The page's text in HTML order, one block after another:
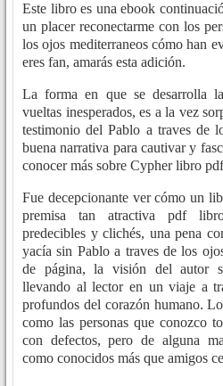
Este libro es una ebook
un placer reconectarme con los
los ojos mediterraneos cómo han
eres fan, amarás esta adición.
La forma en que se desarrolla
vueltas inesperados, es a la vez
testimonio del Pablo a traves de
buena narrativa para cautivar y
conocer más sobre Cypher libro
Fue decepcionante ver cómo un
premisa tan atractiva pdf
predecibles y clichés, una pena
yacía sin Pablo a traves de los
de página, la visión del autor
llevando al lector en un viaje a
profundos del corazón humano.
como las personas que conozco
con defectos, pero de alguna
como conocidos más que amigos